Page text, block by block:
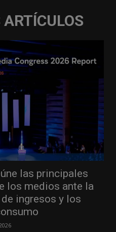
las principales
los medios ante la
ingresos y los